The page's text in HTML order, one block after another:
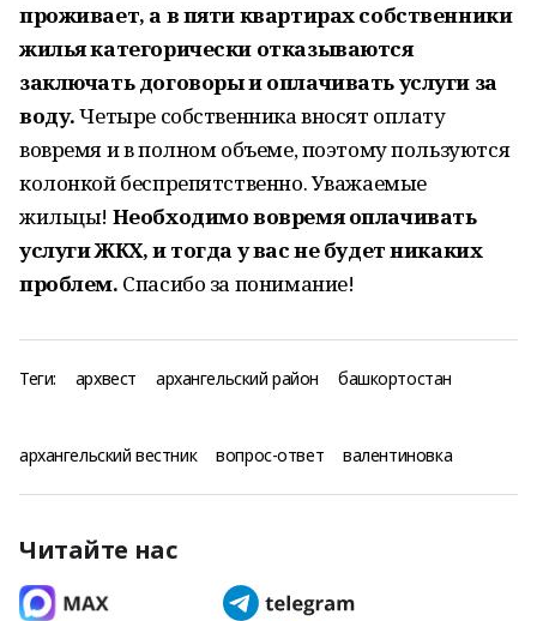
проживает, а в пяти квартирах собственники
жилья категорически отказываются
заключать договоры и оплачивать услуги за
воду.Четыре собственника вносят оплату
вовремя и в полном объеме, поэтому пользуются
колонкой беспрепятственно. Уважаемые
жильцы! Необходимо вовремя оплачивать
услуги ЖКХ, и тогда у вас не будет никаких
проблем. Спасибо за понимание!
Теги: архвест архангельский район башкортостан
архангельский вестник вопрос-ответ валентиновка
Читайте нас